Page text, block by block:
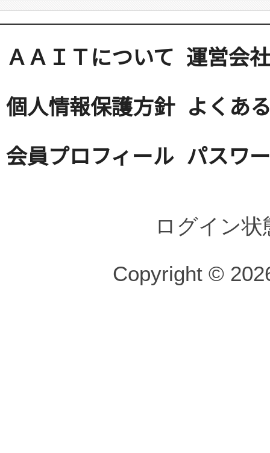
ＡＡＩＴについて 運営会社
個人情報保護方針 よくあ
会員プロフィール パスワ
ログイン
Copyright ©